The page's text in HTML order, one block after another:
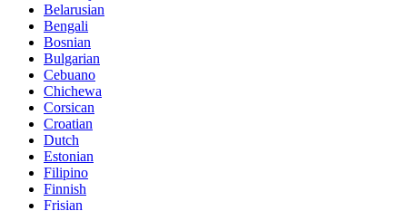
Belarusian
Bengali
Bosnian
Bulgarian
Cebuano
Chichewa
Corsican
Croatian
Dutch
Estonian
Filipino
Finnish
Frisian